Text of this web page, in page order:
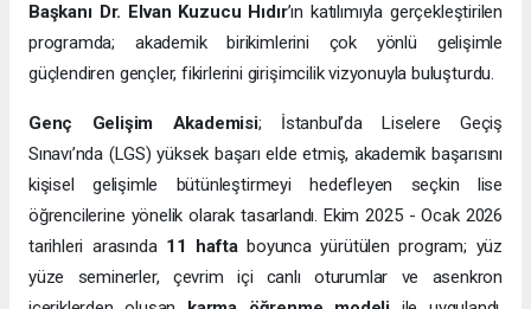
Başkanı Dr. Elvan Kuzucu Hıdır’ın katılımıyla gerçekleştirilen
programda; akademik birikimlerini çok yönlü gelişimle
güçlendiren gençler, fikirlerini girişimcilik vizyonuyla buluşturdu.
Genç Gelişim Akademisi; İstanbul’da Liselere Geçiş
Sınavı’nda (LGS) yüksek başarı elde etmiş, akademik başarısını
kişisel gelişimle bütünleştirmeyi hedefleyen seçkin lise
öğrencilerine yönelik olarak tasarlandı. Ekim 2025 - Ocak 2026
tarihleri arasında 11 haftaboyunca yürütülen program; yüz
yüze seminerler, çevrim içi canlı oturumlar ve asenkron